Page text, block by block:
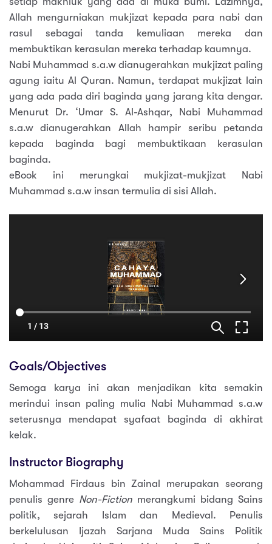
Allah mengurniakan mukjizat kepada para nabi dan
rasul sebagai tanda kemuliaan mereka dan
membuktikan kerasulan mereka terhadap kaumnya.
Nabi Muhammad s.a.w dianugerahkan mukjizat paling
agung iaitu Al Quran. Namun, terdapat mukjizat lain
yang ada pada diri baginda yang jarang kita dengar.
Menurut Dr. ‘Umar S. Al-Ashqar, Nabi Muhammad
s.a.w dianugerahkan Allah hampir seribu petanda
kepada baginda bagi membuktikaan kerasulan
baginda.
eBook ini merungkai mukjizat-mukjizat Nabi
Muhammad s.a.w insan termulia di sisi Allah.
Goals/Objectives
Semoga karya ini akan menjadikan kita semakin
merindui insan paling mulia Nabi Muhammad s.a.w
seterusnya mendapat syafaat baginda di akhirat
kelak.
Instructor Biography
Mohammad Firdaus bin Zainal merupakan seorang
penulis genre Non-Fiction merangkumi bidang Sains
politik, sejarah Islam dan Medieval. Penulis
berkelulusan Ijazah Sarjana Muda Sains Politik